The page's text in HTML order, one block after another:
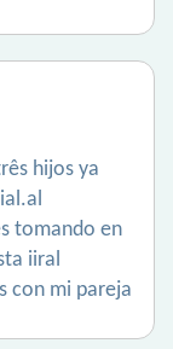
hijos ya
tomando en
iiral
con mi pareja